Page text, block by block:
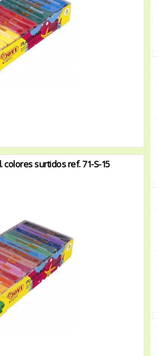
colores surtidos ref. 71-S-15